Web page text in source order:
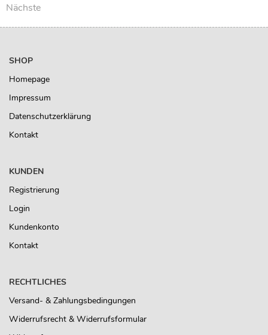
Nächste
SHOP
Homepage
Impressum
Datenschutzerklärung
Kontakt
KUNDEN
Registrierung
Login
Kundenkonto
Kontakt
RECHTLICHES
Versand- & Zahlungsbedingungen
Widerrufsrecht & Widerrufsformular